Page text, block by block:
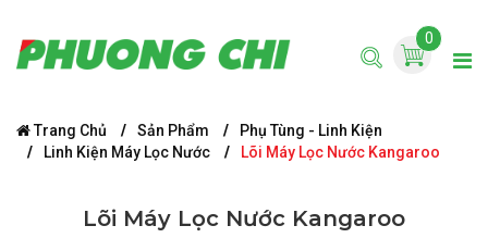
0
Trang Chủ Sản Phẩm
Phụ Tùng - Linh Kiện
Linh Kiện Máy Lọc Nước
Lõi Máy Lọc Nước Kangaroo
Lõi Máy Lọc Nước Kangaroo